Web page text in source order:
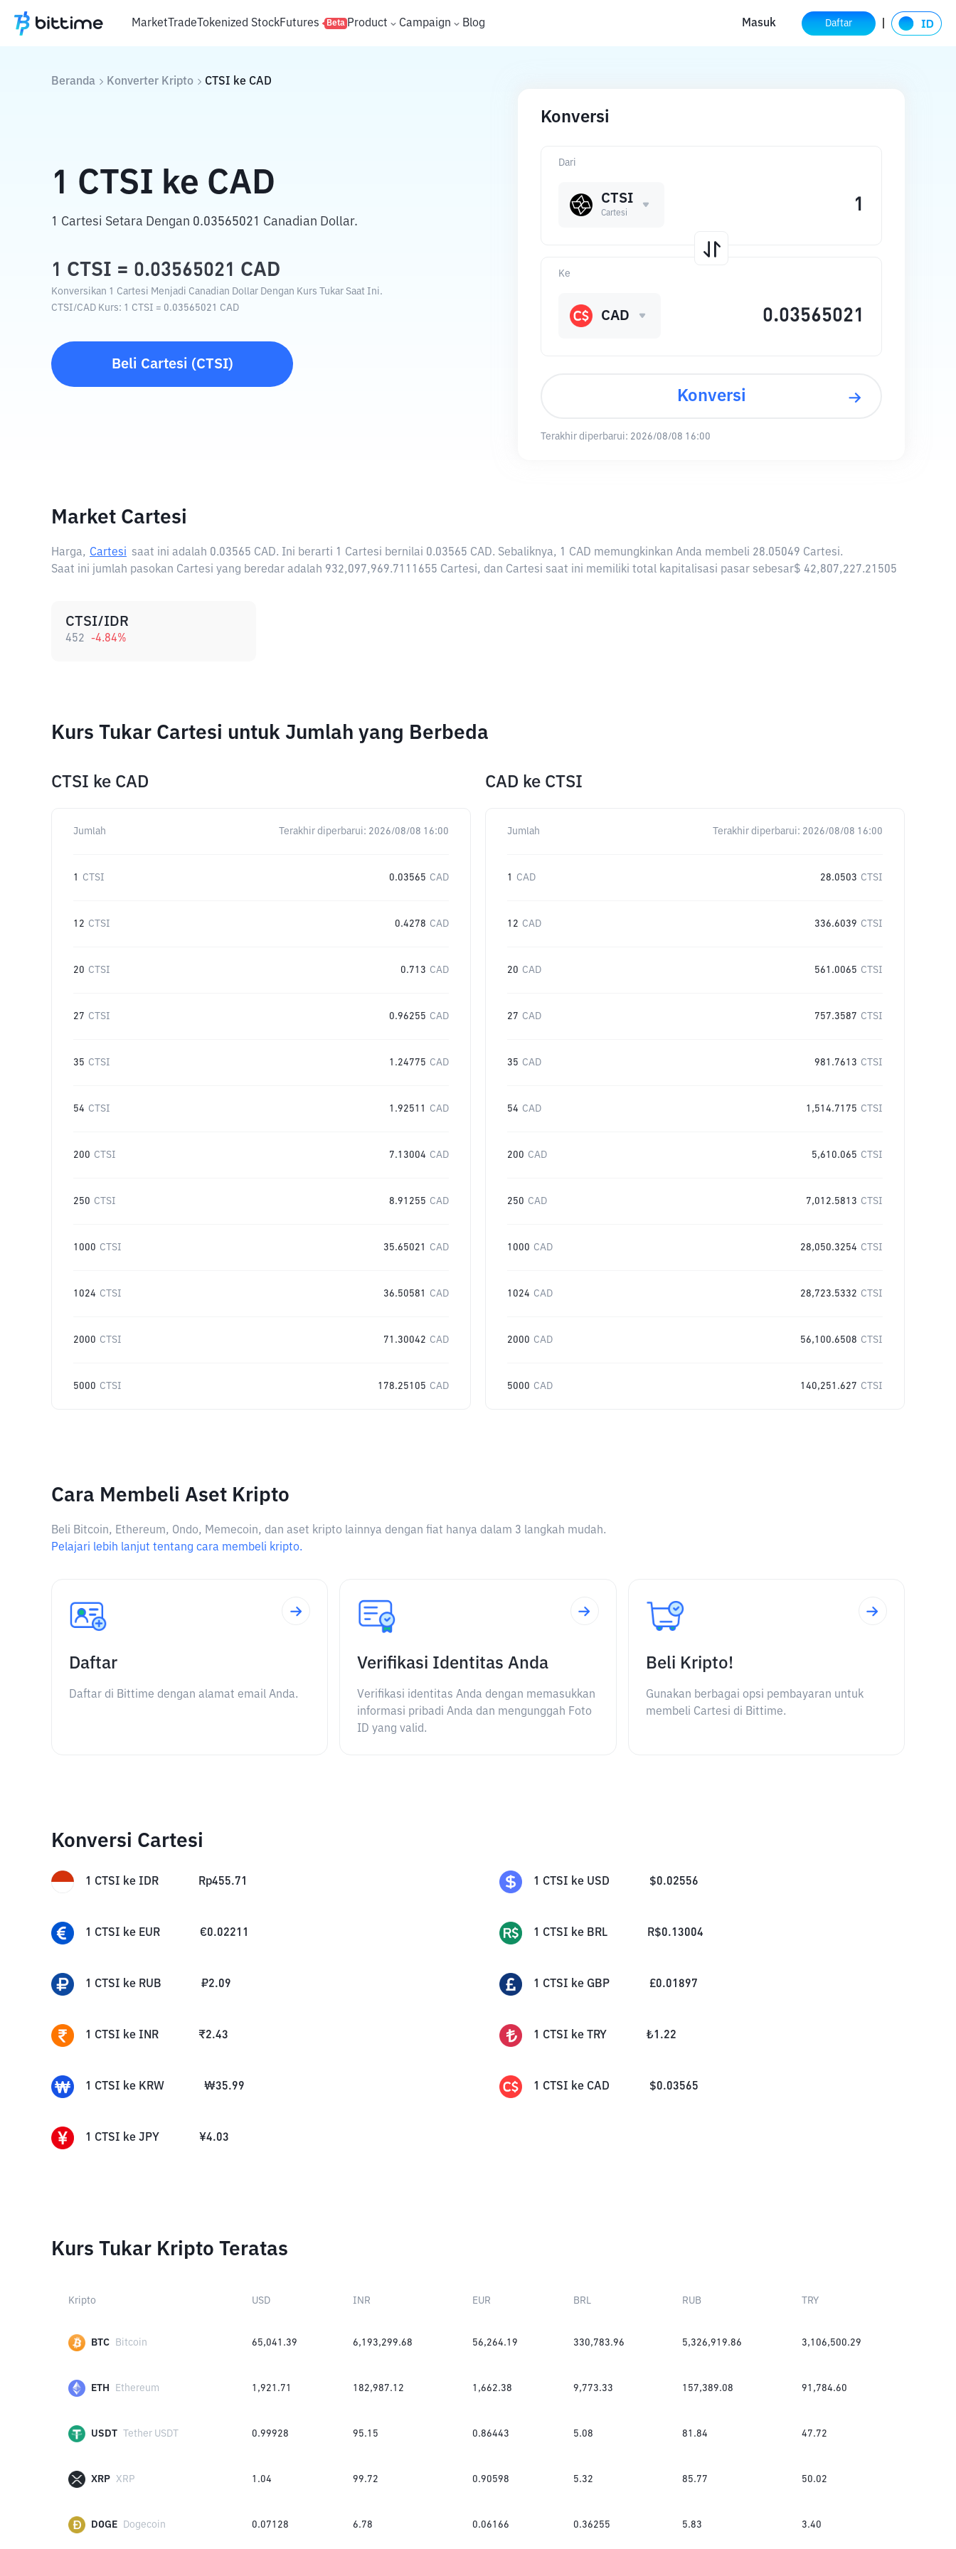
MarketTradeTokenized StockFutures Beta Product Campaign Blog Masuk Daftar
Beranda Konverter Kripto CTSI ke CAD
1 CTSI ke CAD
1 Cartesi Setara Dengan 0.03565021 Canadian Dollar.
1 CTSI = 0.03565021 CAD
Konversikan 1 Cartesi Menjadi Canadian Dollar Dengan Kurs Tukar Saat Ini.
CTSI/CAD Kurs: 1 CTSI = 0.03565021 CAD
Beli Cartesi (CTSI)
Konversi
Dari
CTSI
Cartesi
Ke
CAD
Konversi
Terakhir diperbarui: 2026/08/08 16:00
Market Cartesi
Harga, Cartesi saat ini adalah 0.03565 CAD. Ini berarti 1 Cartesi bernilai 0.03565 CAD. Sebaliknya, 1 CAD memungkinkan Anda membeli 28.05049 Cartesi.
Saat ini jumlah pasokan Cartesi yang beredar adalah 932,097,969.7111655 Cartesi, dan Cartesi saat ini memiliki total kapitalisasi pasar sebesar$ 42,807,227.21505
CTSI/IDR
452 -4.84%
Kurs Tukar Cartesi untuk Jumlah yang Berbeda
CTSI ke CAD
Jumlah Terakhir diperbarui: 2026/08/08 16:00
1 CTSI 0.03565 CAD
12 CTSI 0.4278 CAD
20 CTSI 0.713 CAD
27 CTSI 0.96255 CAD
35 CTSI 1.24775 CAD
54 CTSI 1.92511 CAD
200 CTSI 7.13004 CAD
250 CTSI 8.91255 CAD
1000 CTSI 35.65021 CAD
1024 CTSI 36.50581 CAD
2000 CTSI 71.30042 CAD
5000 CTSI 178.25105 CAD
CAD ke CTSI
Jumlah Terakhir diperbarui: 2026/08/08 16:00
1 CAD 28.0503 CTSI
12 CAD 336.6039 CTSI
20 CAD 561.0065 CTSI
27 CAD 757.3587 CTSI
35 CAD 981.7613 CTSI
54 CAD 1,514.7175 CTSI
200 CAD 5,610.065 CTSI
250 CAD 7,012.5813 CTSI
1000 CAD 28,050.3254 CTSI
1024 CAD 28,723.5332 CTSI
2000 CAD 56,100.6508 CTSI
5000 CAD 140,251.627 CTSI
Cara Membeli Aset Kripto
Beli Bitcoin, Ethereum, Ondo, Memecoin, dan aset kripto lainnya dengan fiat hanya dalam 3 langkah mudah.
Pelajari lebih lanjut tentang cara membeli kripto.
Daftar
Daftar di Bittime dengan alamat email Anda.
Verifikasi Identitas Anda
Verifikasi identitas Anda dengan memasukkan
informasi pribadi Anda dan mengunggah Foto
ID yang valid.
Beli Kripto!
Gunakan berbagai opsi pembayaran untuk
membeli Cartesi di Bittime.
Konversi Cartesi
1 CTSI ke IDR Rp455.71 1 CTSI ke USD $0.02556
1 CTSI ke EUR €0.02211 1 CTSI ke BRL R$0.13004
1 CTSI ke RUB ₽2.09 1 CTSI ke GBP £0.01897
1 CTSI ke INR ₹2.43 1 CTSI ke TRY ₺1.22
1 CTSI ke KRW ₩35.99 1 CTSI ke CAD $0.03565
1 CTSI ke JPY ¥4.03
Kurs Tukar Kripto Teratas
Kripto USD INR EUR BRL RUB TRY
BTC Bitcoin 65,041.39 6,193,299.68 56,264.19 330,783.96 5,326,919.86 3,106,500.29
ETH Ethereum 1,921.71 182,987.12 1,662.38 9,773.33 157,389.08 91,784.60
USDT Tether USDT 0.99928 95.15 0.86443 5.08 81.84 47.72
XRP XRP 1.04 99.72 0.90598 5.32 85.77 50.02
DOGE Dogecoin 0.07128 6.78 0.06166 0.36255 5.83 3.40